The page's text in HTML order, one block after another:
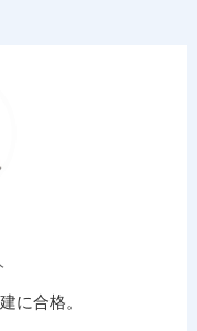
に合格。